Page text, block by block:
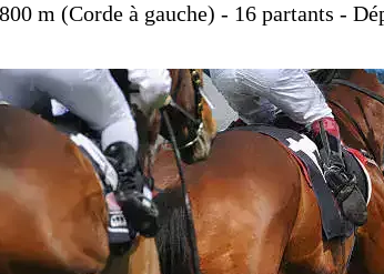
m (Corde à gauche) - 16 partants -